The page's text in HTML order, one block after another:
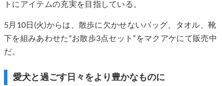
トにアイテムの充実を目指している。
5月10日(火)からは、散歩に欠かせないバッグ、タオル、靴
下を組みあわせた“お散歩3点セット”をマクアケにて販売中
だ。
愛犬と過ごす日々をより豊かなものに